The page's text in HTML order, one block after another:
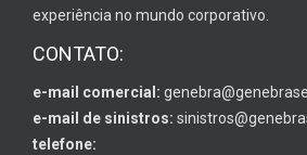
experiência no mundo corporativo.
CONTATO:
e-mail comercial:
e-mail de sinistros:
telefone: